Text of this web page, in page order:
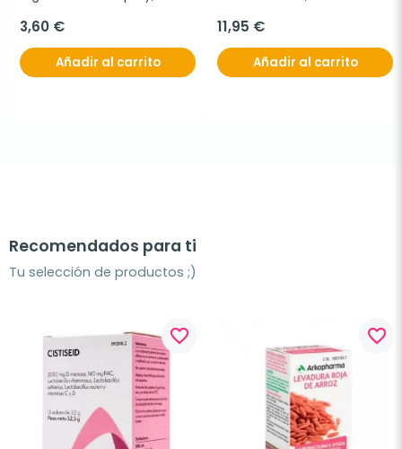
3,60 €
Añadir al carrito
11,95 €
Añadir al carrito
Recomendados para ti
Tu selección de productos ;)
favorite_border favorite_border